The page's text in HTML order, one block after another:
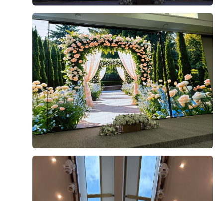
당도 2군데 나뉘어있기 때문에 하객들이 다른 홀과 섞이지
않는다는 것이 큰 장점으로 다가왔습니다!! 밥이야 리뉴얼
된지 얼마 되지 않았고 저 또한 하객으로 방문했을때 엄청
맛있게 먹었던 기억이 있는지라 조금도 고민하지 않았었구
요!! ​요즘에는 답례품을 주는 웨딩홀이 많이 없는것 같던데
지방에서 오시는 하객들이 많은 저에게는 이것또한 큰 장
점으로 생각이 되었습니다!! 아쉬운점보다는 장점이 너무
커 단번에 당일계약을 할 만큼 충분히 좋은 웨딩홀이라 생
각이 드네요! 다들 성공적인 결혼준비 되시길 바라고 혹시
나 저희의 결혼준비 과정이 궁금하다면 아래 링크 참고해
주세요
밍또1 예식후기
2026-07-21 28명 읽음
+1
안녕하세요! 24년 12월 21일에 본식 치룬 헌신입니다.....
2년이 지나기 전에 본식 당일 웨딩홀 연출과 동선, 뷔페 위
주의 실제 후기를 적어보려 합니다 ​ 위치 및 대중교통 상암
DMC 타워 웨딩을 선택한 이유 중 하나는 바로 위치 때문
인데요,, 저희 지인들 거주지가 주로 용산, 마포, 영등포,인